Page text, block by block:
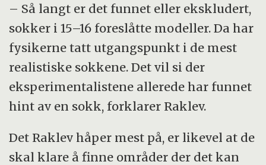
– Så langt er det funnet eller ekskludert,
sokker i 15–16 foreslåtte modeller. Da har
fysikerne tatt utgangspunkt i de mest
realistiske sokkene. Det vil si der
eksperimentalistene allerede har funnet
hint av en sokk, forklarer Raklev.
Det Raklev håper mest på, er likevel at de
skal klare å finne områder der det kan